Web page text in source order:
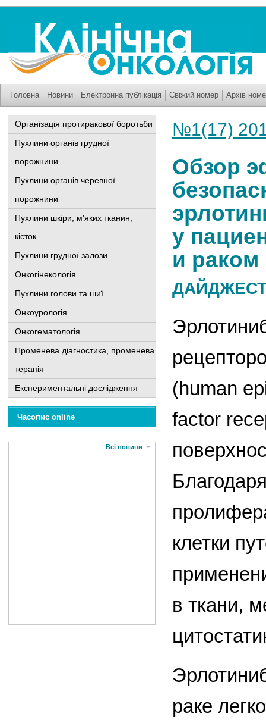
Головна Новини Електронна публікація Свіжий номер Архів
Організація протиракової боротьби
Пухлини органів грудної
порожнини
Пухлини органів черевної
порожнини
Пухлини шкіри, м'яких тканин,
кісток
Пухлини грудної залози
Онкогінекологія
Пухлини голови та шиї
Онкоурологія
Онкогематологія
Променева діагностика, променева
терапія
Експериментальні дослідження
Часопис online
Всі новини
№1(17)
Обзор
у
и
(human
factor
клетки
в ткани,
раке